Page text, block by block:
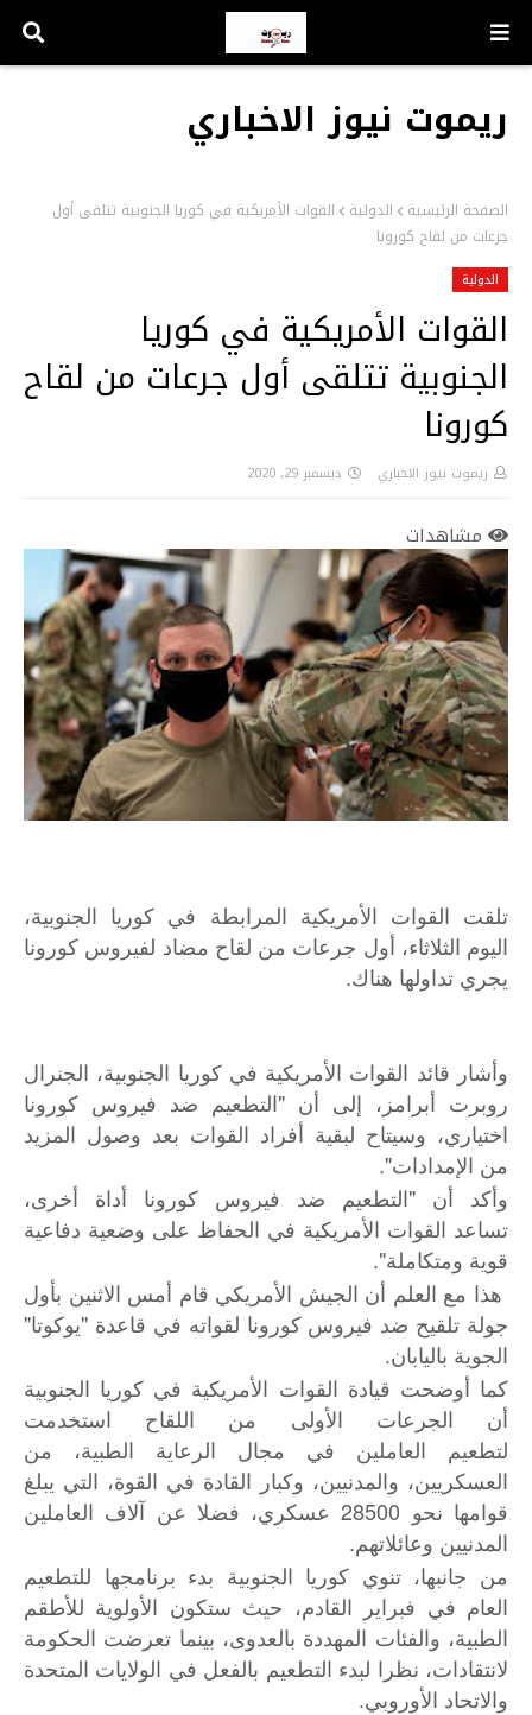
ريموت نيوز الاخباري
الصفحة الرئيسية الدولية
القوات الأمريكية في كوريا الجنوبية تتلقى أول
جرعات من لقاح كورونا
الدولية
القوات الأمريكية في كوريا
الجنوبية تتلقى أول جرعات من لقاح
كورونا
ريموت نيوز الاخباري ديسمبر 29, 2020
مشاهدات
تلقت القوات الأمريكية المرابطة في كوريا الجنوبية،
اليوم الثلاثاء، أول جرعات من لقاح مضاد لفيروس كورونا
يجري تداولها هناك.
وأشار قائد القوات الأمريكية في كوريا الجنوبية، الجنرال
روبرت أبرامز، إلى أن "التطعيم ضد فيروس كورونا
اختياري، وسيتاح لبقية أفراد القوات بعد وصول المزيد
من الإمدادات".
وأكد أن "التطعيم ضد فيروس كورونا أداة أخرى،
تساعد القوات الأمريكية في الحفاظ على وضعية دفاعية
قوية ومتكاملة".
هذا مع العلم أن الجيش الأمريكي قام أمس الاثنين بأول
جولة تلقيح ضد فيروس كورونا لقواته في قاعدة "يوكوتا"
الجوية باليابان.
كما أوضحت قيادة القوات الأمريكية في كوريا الجنوبية
أن الجرعات الأولى من اللقاح استخدمت
لتطعيم العاملين في مجال الرعاية الطبية، من
العسكريين، والمدنيين، وكبار القادة في القوة، التي يبلغ
قوامها نحو 28500 عسكري، فضلا عن آلاف العاملين
المدنيين وعائلاتهم.
من جانبها، تنوي كوريا الجنوبية بدء برنامجها للتطعيم
العام في فبراير القادم، حيث ستكون الأولوية للأطقم
الطبية، والفئات المهددة بالعدوى، بينما تعرضت الحكومة
لانتقادات، نظرا لبدء التطعيم بالفعل في الولايات المتحدة
والاتحاد الأوروبي.